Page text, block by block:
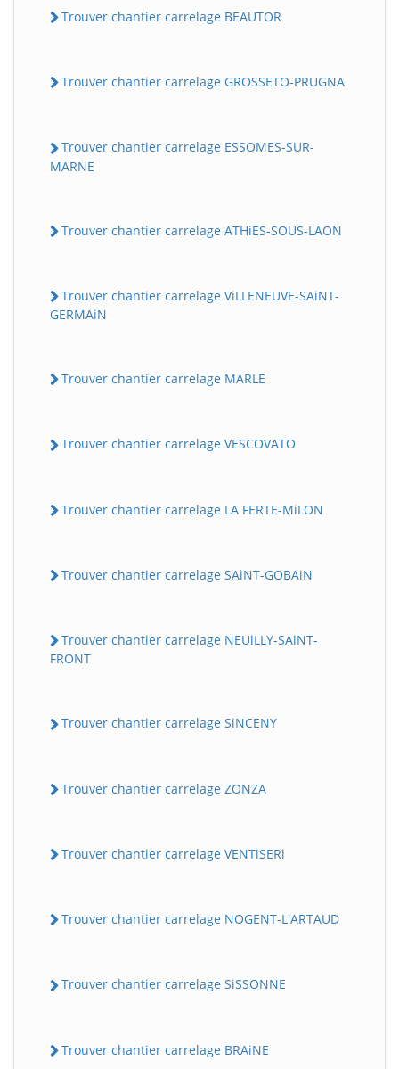
Trouver chantier carrelage BEAUTOR
Trouver chantier carrelage GROSSETO-PRUGNA
Trouver chantier carrelage ESSOMES-SUR-
MARNE
Trouver chantier carrelage ATHiES-SOUS-LAON
Trouver chantier carrelage ViLLENEUVE-SAiNT-
GERMAiN
Trouver chantier carrelage MARLE
Trouver chantier carrelage VESCOVATO
Trouver chantier carrelage LA FERTE-MiLON
Trouver chantier carrelage SAiNT-GOBAiN
Trouver chantier carrelage NEUiLLY-SAiNT-
FRONT
Trouver chantier carrelage SiNCENY
Trouver chantier carrelage ZONZA
Trouver chantier carrelage VENTiSERi
Trouver chantier carrelage NOGENT-L'ARTAUD
Trouver chantier carrelage SiSSONNE
Trouver chantier carrelage BRAiNE